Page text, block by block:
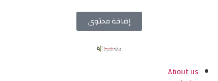
إضافة محتوى
About us